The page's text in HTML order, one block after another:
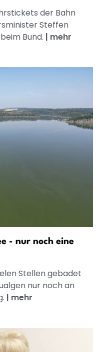
der Bahn
Steffen
Bund. | mehr
- nur noch eine
Stellen gebadet
nur noch an
| mehr